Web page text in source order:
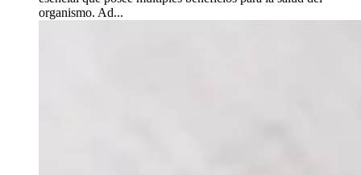
organismo. Ad...